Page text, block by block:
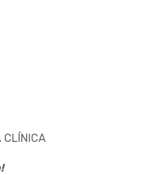
CLÍNICA